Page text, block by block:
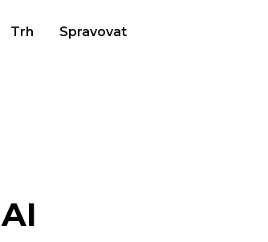
Trh Spravovat